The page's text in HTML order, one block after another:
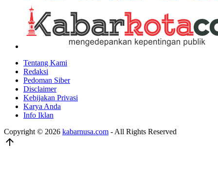
Tentang Kami
Redaksi
Pedoman Siber
Disclaimer
Kebijakan Privasi
Karya Anda
Info Iklan
Copyright © 2026 kabarnusa.com - All Rights Reserved
arrow_upward